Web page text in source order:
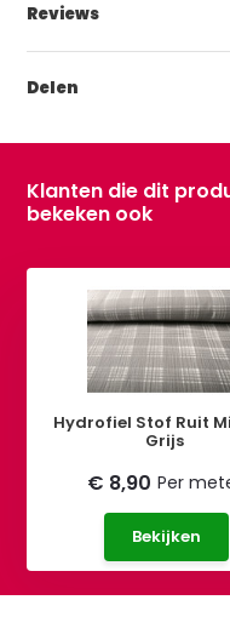
Reviews
Delen
Klanten die dit
bekeken ook
Hydrofiel Stof Ruit
Grijs
€ 8,90 Per
Bekijken